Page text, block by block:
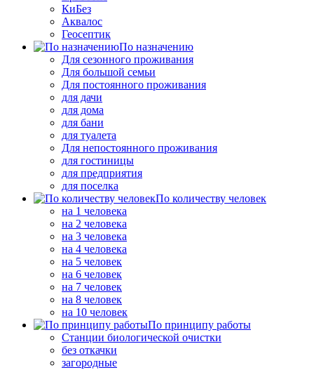
КиБез
Аквалос
Геосептик
По назначению
Для сезонного проживания
Для большой семьи
Для постоянного проживания
для дачи
для дома
для бани
для туалета
Для непостоянного проживания
для гостиницы
для предприятия
для поселка
По количеству человек
на 1 человека
на 2 человека
на 3 человека
на 4 человека
на 5 человек
на 6 человек
на 7 человек
на 8 человек
на 10 человек
По принципу работы
Станции биологической очистки
без откачки
загородные